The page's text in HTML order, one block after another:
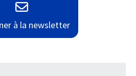
à la newsletter